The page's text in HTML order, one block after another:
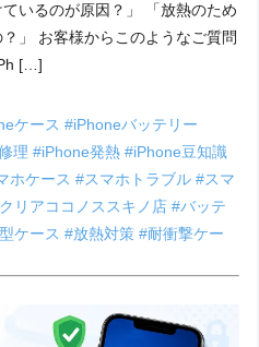
いるのが原因？」 「放熱のため
」 お客様からこのようなご質問
[…]
ケース#iPhoneバッテリー
理#iPhone発熱#iPhone豆知識
ホケース#スマホトラブル#スマ
リアココノススキノ店#バッテ
ケース#放熱対策#耐衝撃ケー